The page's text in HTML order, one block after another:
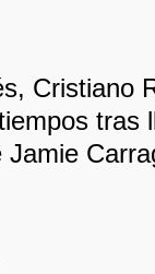
Cristiano
tras